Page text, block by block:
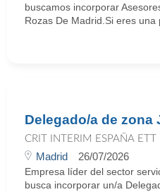
buscamos incorporar
Rozas De Madrid.Si eres una
Delegado/a de zona
CRIT INTERIM ESPAÑA ETT
Madrid 26/07/2026
Empresa líder del sector
busca incorporar un/a